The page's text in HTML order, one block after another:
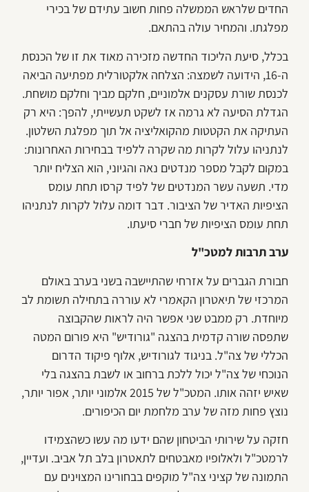
החדים שלראש הממשלה פחות חשוב עתידם של בכירי
מפלגתו. והמחיר עולה בהתאם.
בכלל, סיעת הליכוד החדשה מזכירה מאוד את זו של הכנסת
ה-16, הידועה לשמצה: הצלחה אלקטורלית מפתיעה הביאה
לכנסת שורת עסקנים אלמוניים, חלקם מביך וחלקם מושחת.
הגדלת הסיעה לא גרמה אז לשקט תעשייתי, להפך: היא רק
העתיקה את הקטטות מהקואליציה אל תוך מפלגת השלטון.
לנתניהו עלול לקרות מה שקרה ללפיד בבחירות האחרונות:
במקום לקבל מספר מנדטים נאה והגיוני, הוא הצליח יותר
מדי. תשעה עשר המנדטים של לפיד קרסו תחת עומס
הציפיות האדיר של הציבור. דבר דומה עלול לקרות לנתניהו
תחת עומס הציפיות של חברי סיעתו.
ערב תרבות למטכ"ל
חבורת הגברים על אזרחי שהתיישבה בשני בערב באולם
המרכזי של תיאטרון הקאמרי לא עוררה בתחילה תשומת לב
מיוחדת. רק ממבט שני אפשר היה לראות שהקבוצה
שתפסה שורה קדמית בהצגה "גורודיש" היא פורום המטה
הכללי של צה"ל. בניגוד לגורודיש, אלוף פיקוד הדרום
הנוכחי של צה"ל יכול ללכת ברחוב או לשבת בהצגה בלי
שאיש יזהה אותו. המטכ"ל של 2015 אלמוני יותר, אפור יותר,
נוצץ פחות מזה של ערב מלחמת יום הכיפורים.
חזקה על שירותי הביטחון שהם ידעו מה עשו כשהצמידו
לרמטכ"ל ולאלופיו מאבטחים לתאטרון בלב תל אביב. ועדיין,
התמונה של קציני צה"ל מוקפים בבחורינו המצוינים עם